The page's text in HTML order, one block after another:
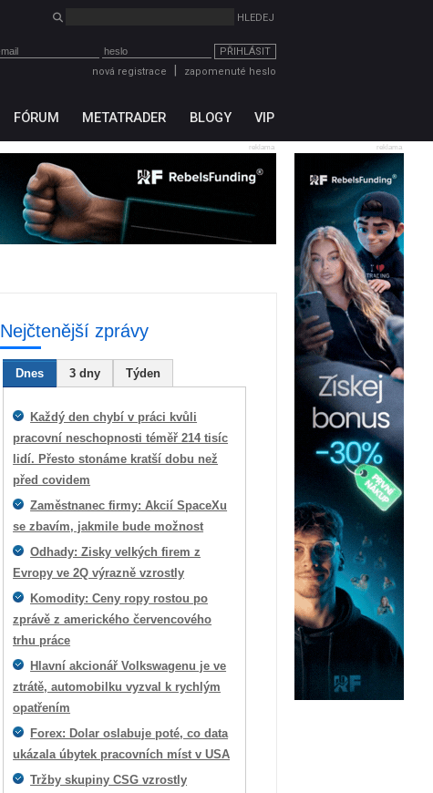
PŘIHLÁSIT
nová registrace
zapomenuté heslo
FÓRUM METATRADER BLOGY VIP
reklama
reklama
Nejčtenější zprávy
Dnes 3 dny Týden
Každý den chybí v práci kvůli
pracovní neschopnosti téměř 214 tisíc
lidí. Přesto stonáme kratší dobu než
před covidem
Zaměstnanec firmy: Akcií SpaceXu
se zbavím, jakmile bude možnost
Odhady: Zisky velkých firem z
Evropy ve 2Q výrazně vzrostly
Komodity: Ceny ropy rostou po
zprávě z amerického červencového
trhu práce
Hlavní akcionář Volkswagenu je ve
ztrátě, automobilku vyzval k rychlým
opatřením
Forex: Dolar oslabuje poté, co data
ukázala úbytek pracovních míst v USA
Tržby skupiny CSG vzrostly